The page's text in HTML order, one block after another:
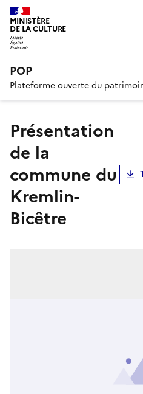
MINISTÈRE
DE LA CULTURE
POP
Plateforme ouverte du
présentation
de la
commune du
Kremlin-
Bicêtre